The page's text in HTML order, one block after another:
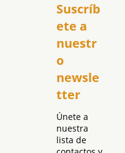
Suscríb
ete a
nuestr
o
newsle
tter
Únete a
nuestra
lista de